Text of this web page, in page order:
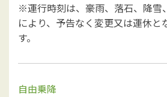
※運行時刻は、豪雨、落石、降雪
により、予告なく変更又は運休と
す。
自由乗降